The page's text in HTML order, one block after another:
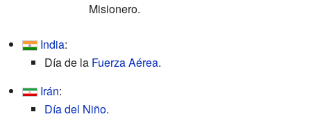
Misionero.
India:
Día de la Fuerza Aérea.
Irán:
Día del Niño.